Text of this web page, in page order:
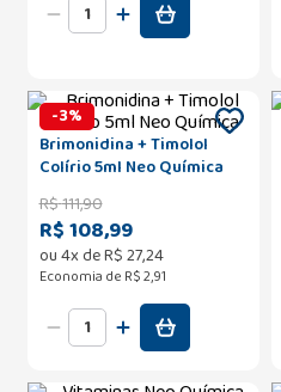
-3%
Brimonidina + Timolol
Colírio 5ml Neo Química
R$111,90
R$ 108,99
ou4x deR$27,24
Economia de R$ 2,91